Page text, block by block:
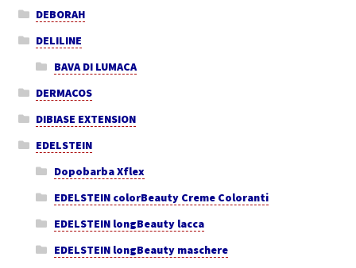
DEBORAH
DELILINE
BAVA DI LUMACA
DERMACOS
DIBIASE EXTENSION
EDELSTEIN
Dopobarba Xflex
EDELSTEIN colorBeauty Creme Coloranti
EDELSTEIN longBeauty lacca
EDELSTEIN longBeauty maschere